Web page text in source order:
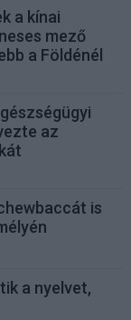
a kínai
mező
a Földénél
az
is
a nyelvet,